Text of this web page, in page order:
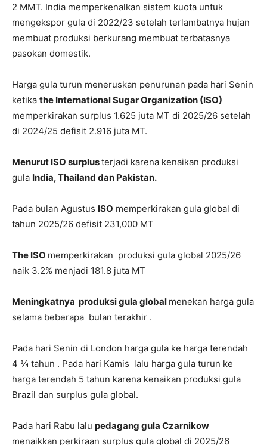
2 MMT. India memperkenalkan sistem kuota untuk
mengekspor gula di 2022/23 setelah terlambatnya hujan
membuat produksi berkurang membuat terbatasnya
pasokan domestik.
Harga gula turun meneruskan penurunan pada hari Senin
ketika the International Sugar Organization (ISO)
memperkirakan surplus 1.625 juta MT di 2025/26 setelah
di 2024/25 defisit 2.916 juta MT.
Menurut ISO surplusterjadi karena kenaikan produksi
gula India, Thailand dan Pakistan.
Pada bulan Agustus ISO memperkirakan gula global di
tahun 2025/26 defisit 231,000 MT
The ISO memperkirakan produksi gula global 2025/26
naik 3.2% menjadi 181.8 juta MT
Meningkatnya produksi gula global menekan harga gula
selama beberapa bulan terakhir .
Pada hari Senin di London harga gula ke harga terendah
4 ¾ tahun . Pada hari Kamis lalu harga gula turun ke
harga terendah 5 tahun karena kenaikan produksi gula
Brazil dan surplus gula global.
Pada hari Rabu lalu pedagang gula Czarnikow
menaikkan perkiraan surplus gula global di 2025/26